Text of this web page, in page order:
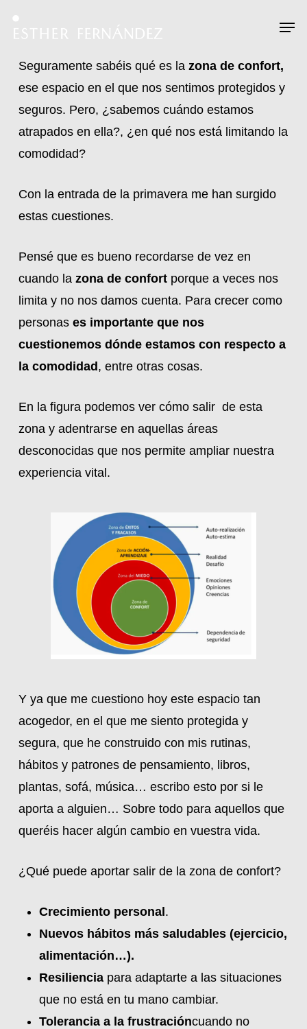
content
Seguramente sabéis qué es la zona de confort,
ese espacio en el que nos sentimos protegidos y
seguros. Pero, ¿sabemos cuándo estamos
atrapados en ella?, ¿en qué nos está limitando la
comodidad?
Con la entrada de la primavera me han surgido
estas cuestiones.
Pensé que es bueno recordarse de vez en
cuando la zona de confortporque a veces nos
limita y no nos damos cuenta. Para crecer como
personas es importante que nos
cuestionemos dónde estamos con respecto a
la comodidad , entre otras cosas.
En la figura podemos ver cómo salir de esta
zona y adentrarse en aquellas áreas
desconocidas que nos permite ampliar nuestra
experiencia vital.
Y ya que me cuestiono hoy este espacio tan
acogedor, en el que me siento protegida y
segura, que he construido con mis rutinas,
hábitos y patrones de pensamiento, libros,
plantas, sofá, música… escribo esto por si le
aporta a alguien… Sobre todo para aquellos que
queréis hacer algún cambio en vuestra vida.
¿Qué puede aportar salir de la zona de confort?
Crecimiento personal .
Nuevos hábitos más saludables (ejercicio,
alimentación…).
Resiliencia para adaptarte a las situaciones
que no está en tu mano cambiar.
Tolerancia a la frustracióncuando no